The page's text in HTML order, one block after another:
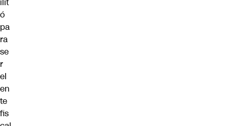
ilit
ó
pa
ra
se
r
el
en
te
fis